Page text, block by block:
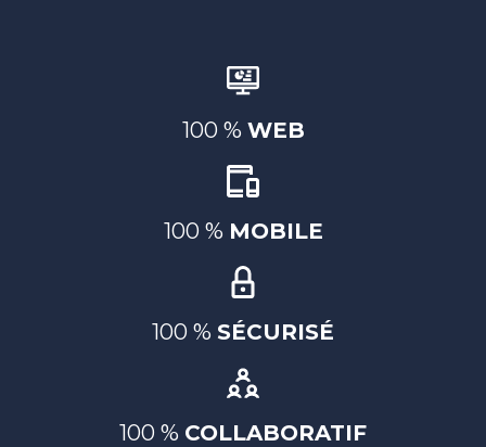
100 % WEB
100 % MOBILE
100 % SÉCURISÉ
100 % COLLABORATIF